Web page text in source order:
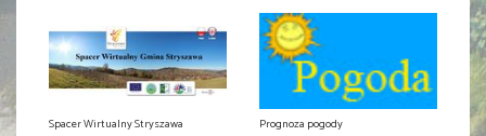
Spacer Wirtualny Stryszawa Prognoza pogody